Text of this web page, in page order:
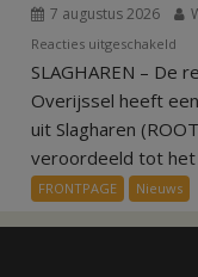
7 augustus 2026
Reacties uitgeschakeld
ex-
SLAGHAREN – De
Overijssel heeft
uit Slagharen
veroordeeld tot het
FRONTPAGE Nieuws